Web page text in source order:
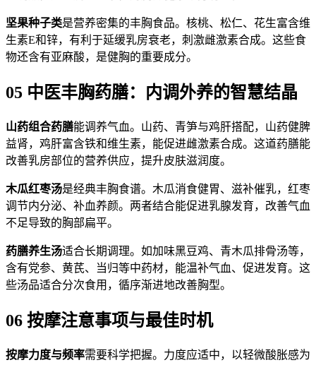
坚果种子类是营养密集的丰胸食品。核桃、松仁、花生富含维
生素E和锌，有利于延缓乳房衰老，刺激雌激素合成。这些食
物还含有亚麻酸，是健胸的重要成分。
05 中医丰胸药膳：内调外养的智慧结晶
山药组合药膳能调养气血。山药、青笋与鸡肝搭配，山药健脾
益肾，鸡肝富含铁和维生素，能促进雌激素合成。这道药膳能
改善乳房部位的营养供应，提升皮肤滋润度。
木瓜红枣汤是经典丰胸食谱。木瓜消食健胃、滋补催乳，红枣
调节内分泌、补血养颜。两者结合能促进乳腺发育，改善气血
不足导致的胸部扁平。
药膳养生汤适合长期调理。如加味黑豆鸡、青木瓜排骨汤等，
含有党参、黄芪、当归等中药材，能温补气血、促进发育。这
些汤品适合分次食用，循序渐进地改善胸型。
06 按摩注意事项与最佳时机
按摩力度与频率需要科学把握。力度应适中，以轻微酸胀感为